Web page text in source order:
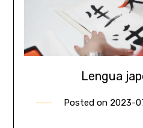
Lengua
Posted on 2023-